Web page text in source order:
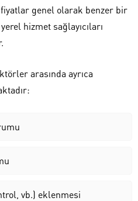
genel olarak benzer bir
hizmet sağlayıcıları
arasında ayrıca
vb.) eklenmesi